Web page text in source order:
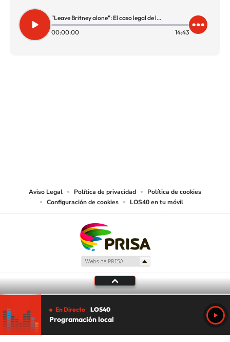
"Leave Britney alone": El caso legal de la cantante
00:00:00
14:43
Aviso Legal Política de privacidad
Política de cookies
Configuración de cookies
LOS40 en tu móvil
En Directo LOS40
Programación local